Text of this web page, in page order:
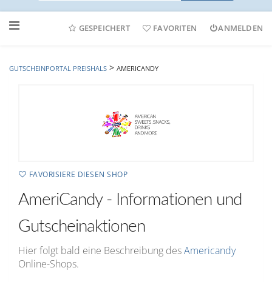
Online-
GESPEICHERT FAVORITEN ANMELDEN
GUTSCHEINPORTAL PREISHALS > AMERICANDY
FAVORISIERE DIESEN SHOP
AmeriCandy - Informationen und
Gutscheinaktionen
Hier folgt bald eine Beschreibung desAmericandy
Online-Shops.